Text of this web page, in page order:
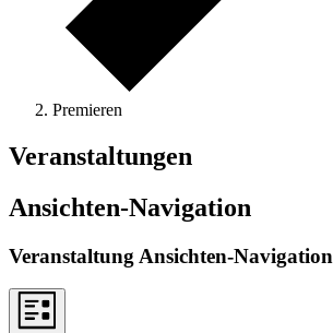
Premieren
Veranstaltungen
Ansichten-Navigation
Veranstaltung Ansichten-Navigation